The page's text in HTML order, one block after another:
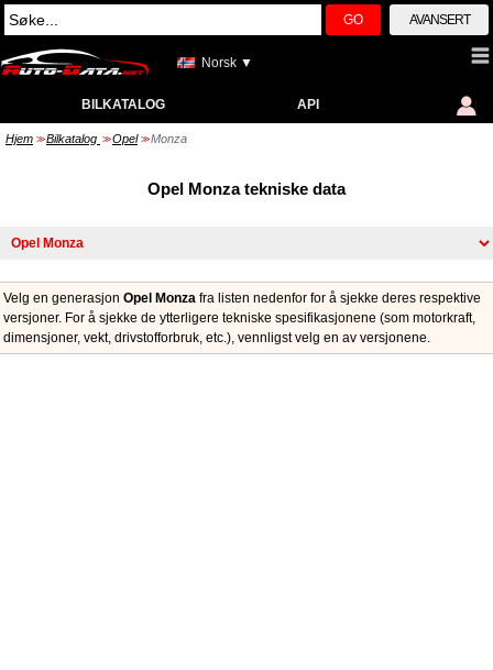
GO AVANSERT
Norsk ▼
BILKATALOG API
Hjem >> Bilkatalog >> Opel >> Monza
Opel Monza tekniske data
Velg en generasjon Opel Monza fra listen nedenfor for å sjekke deres respektive
versjoner. For å sjekke de ytterligere tekniske spesifikasjonene (som motorkraft,
dimensjoner, vekt, drivstofforbruk, etc.), vennligst velg en av versjonene.